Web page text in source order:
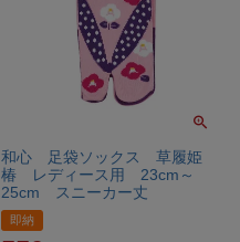
和心 足袋ソックス 草履姫
椿 レディース用 23cm～
25cm スニーカー丈
即納